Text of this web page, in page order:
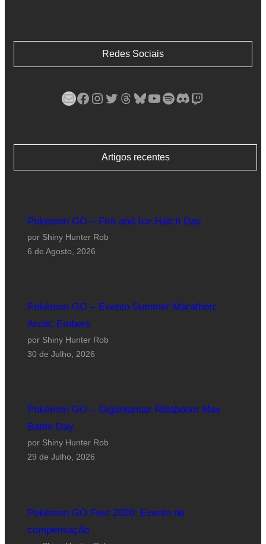
Redes Sociais
Mail Facebook Instagram Twitter Threads Bluesky YouTube Spotify Discord Twitch
Artigos recentes
Pokémon GO – Fire and Ice Hatch Day
por Shiny Hunter Rob
6 de Agosto, 2026
Pokémon GO – Evento Summer Marathon:
Arctic Embers
por Shiny Hunter Rob
30 de Julho, 2026
Pokémon GO – Gigantamax Rillaboom Max
Battle Day
por Shiny Hunter Rob
29 de Julho, 2026
Pokémon GO Fest 2026: Evento de
compensação